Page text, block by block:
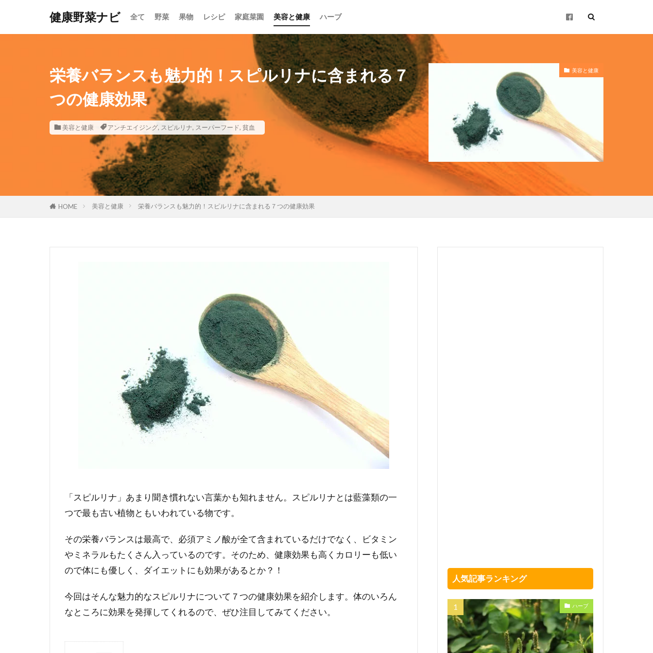
健康野菜ナビ 全て 野菜 果物 レシピ 家庭菜園 美容と健康 ハーブ
栄養バランスも魅力的！スピルリナに含まれる７
つの健康効果
美容と健康 アンチエイジング, スピルリナ, スーパーフード, 貧血
美容と健康
HOME 美容と健康 栄養バランスも魅力的！スピルリナに含まれる７つの健康効果
「スピルリナ」あまり聞き慣れない言葉かも知れません。スピルリナとは藍藻類の一
つで最も古い植物ともいわれている物です。
その栄養バランスは最高で、必須アミノ酸が全て含まれているだけでなく、ビタミン
やミネラルもたくさん入っているのです。そのため、健康効果も高くカロリーも低い
ので体にも優しく、ダイエットにも効果があるとか？！
今回はそんな魅力的なスピルリナについて７つの健康効果を紹介します。体のいろん
なところに効果を発揮してくれるので、ぜひ注目してみてください。
人気記事ランキング
ハーブ